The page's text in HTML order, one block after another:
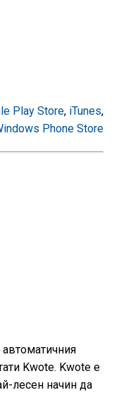
Play Store, iTunes,
Phone Store
Kwote. Kwote е
лесен начин да